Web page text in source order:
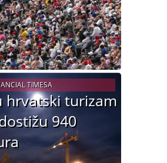
hrvatski turizam
940
TIMESA